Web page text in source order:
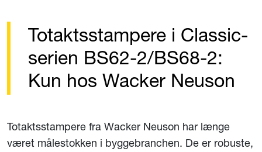
Totaktsstampere i Classic-
serien BS62-2/BS68-2:
Kun hos Wacker Neuson
Totaktsstampere fra Wacker Neuson har længe
været målestokken i byggebranchen. De er robuste,